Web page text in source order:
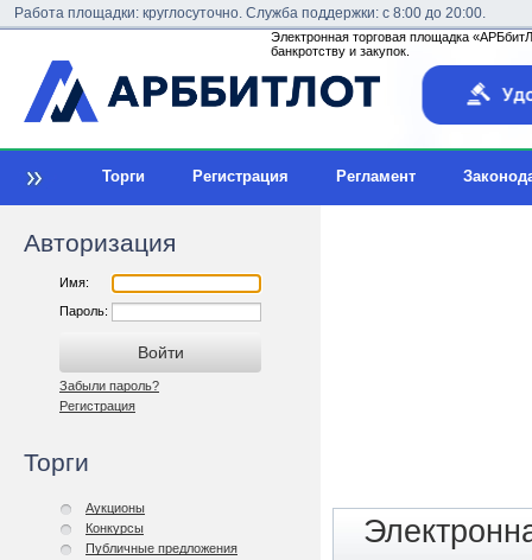
Работа площадки: круглосуточно. Служба поддержки: с 8:00 до 20:00.
Электронная торговая площадка
банкротству и закупок.
Торги Регистрация Регламент
Авторизация
Имя:
Пароль:
Забыли пароль?
Регистрация
Торги
Аукционы
Конкурсы
Публичные предложения